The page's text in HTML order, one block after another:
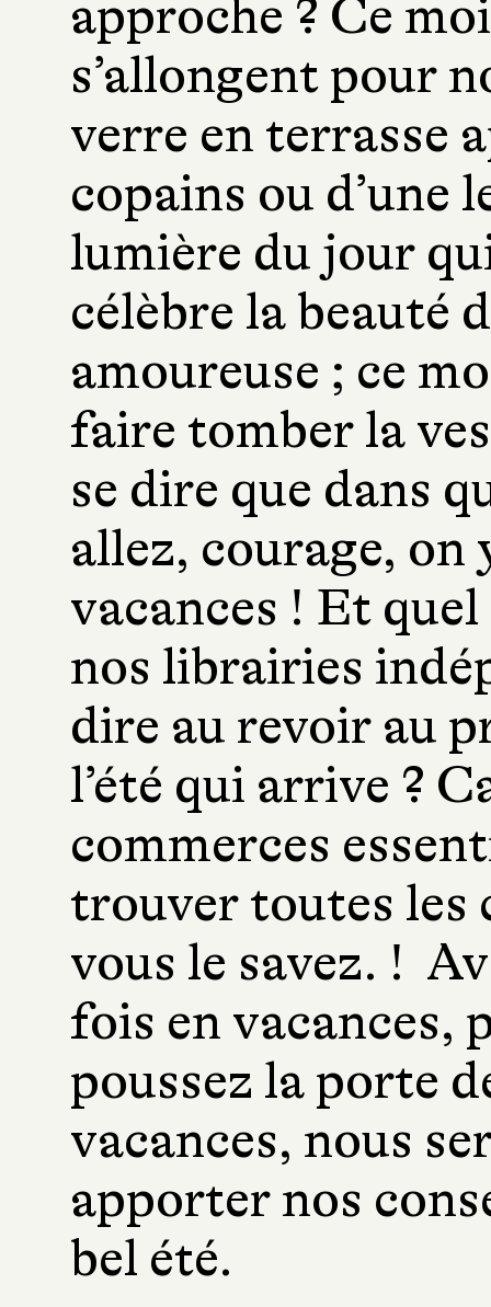
approche ? Ce
s’allongent pour
verre en terrasse
copains ou d’une
lumière du jour
célèbre la beauté
amoureuse ; ce
faire tomber la
se dire que dans
allez, courage, on
vacances ! Et
nos librairies
dire au revoir au
l’été qui arrive ?
commerces
trouver toutes les
vous le savez. !
fois en vacances,
poussez la porte
vacances, nous
apporter nos
bel été.